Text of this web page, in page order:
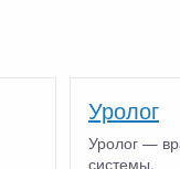
Уролог
Уролог —
системы.